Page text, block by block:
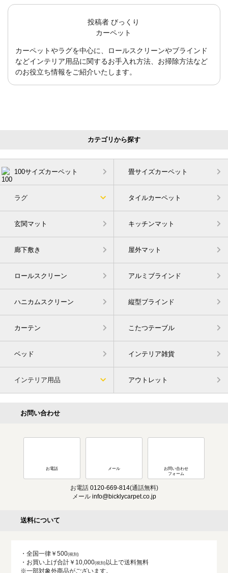
投稿者びっくり
カーペット
カーペットやラグを中心に、ロールスクリーンやブラインド
などインテリア用品に関するお手入れ方法、お掃除方法など
のお役立ち情報をご紹介いたします。
カテゴリから探す
100サイズカーペット 畳サイズカーペット
ラグ タイルカーペット
玄関マット キッチンマット
廊下敷き 屋外マット
ロールスクリーン アルミブラインド
ハニカムスクリーン 縦型ブラインド
カーテン こたつテーブル
ベッド インテリア雑貨
インテリア用品 アウトレット
お問い合わせ
お電話 メール
お問い合わせ
フォーム
お電話 0120-669-814(通話無料)
メール info@bicklycarpet.co.jp
送料について
・全国一律￥500
・お買い上げ合計￥10,000
以上で送料無料
※一部対象外商品がございます。